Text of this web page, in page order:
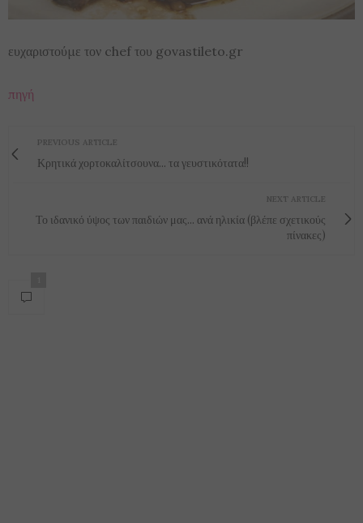
ευχαριστούμε τον chef του govastileto.gr
πηγή
PREVIOUS ARTICLE
Κρητικά χορτοκαλίτσουνα... τα γευστικότατα!!
NEXT ARTICLE
Το ιδανικό ύψος των παιδιών μας... ανά ηλικία (βλέπε σχετικούς
πίνακες)